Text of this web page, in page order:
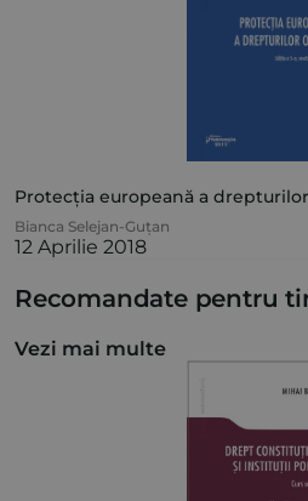
Protecția europeană a
Bianca Selejan-Guțan
12 Aprilie 2018
Recomandate pentru
Vezi mai multe